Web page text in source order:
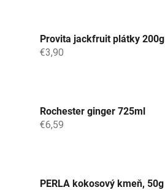
Provita jackfruit plátky 200g
€3,90
Rochester ginger 725ml
€6,59
PERLA kokosový kmeň, 50g